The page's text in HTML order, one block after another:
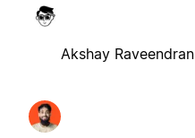
Akshay Raveendran